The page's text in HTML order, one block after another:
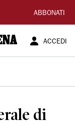
ABBONATI
ACCEDI
di